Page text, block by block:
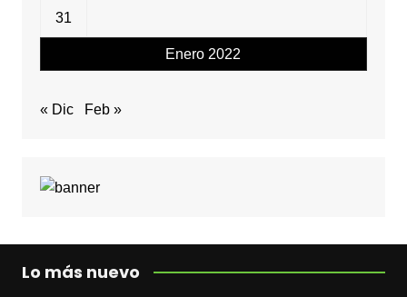
Enero 2022
31
« Dic Feb »
Lo más nuevo